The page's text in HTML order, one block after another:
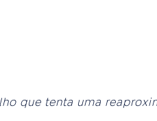
que tenta uma